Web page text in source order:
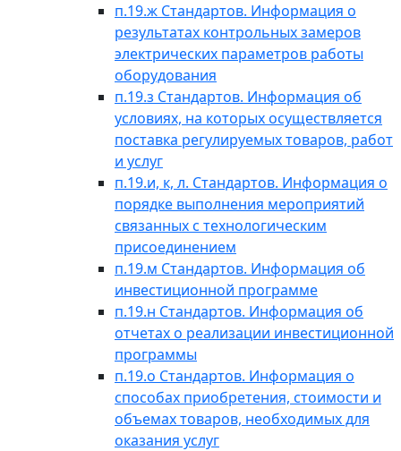
п.19.ж Стандартов. Информация о
результатах контрольных замеров
электрических параметров работы
оборудования
п.19.з Стандартов. Информация об
условиях, на которых осуществляется
поставка регулируемых товаров, работ
и услуг
п.19.и, к, л. Стандартов. Информация о
порядке выполнения мероприятий
связанных с технологическим
присоединением
п.19.м Стандартов. Информация об
инвестиционной программе
п.19.н Стандартов. Информация об
отчетах о реализации инвестиционной
программы
п.19.о Стандартов. Информация о
способах приобретения, стоимости и
объемах товаров, необходимых для
оказания услуг